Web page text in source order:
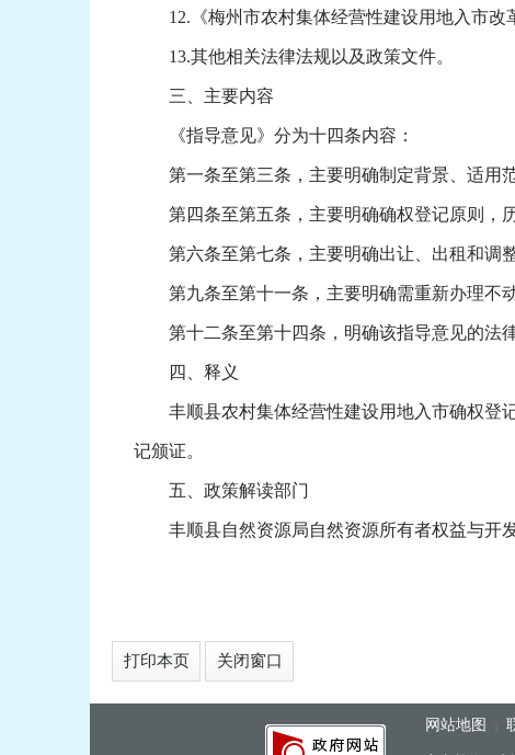
12.《梅州市农村集体经营性建设用地入市改
13.其他相关法律法规以及政策文件。
三、主要内容
《指导意见》分为十四条内容：
第一条至第三条，主要明确制定背景、适用范
第四条至第五条，主要明确确权登记原则，历
第六条至第七条，主要明确出让、出租和调整
第九条至第十一条，主要明确需重新办理不动
第十二条至第十四条，明确该指导意见的法律
四、释义
丰顺县农村集体经营性建设用地入市确权登记
记颁证。
五、政策解读部门
丰顺县自然资源局自然资源所有者权益与开发
打印本页 关闭窗口
网站地图